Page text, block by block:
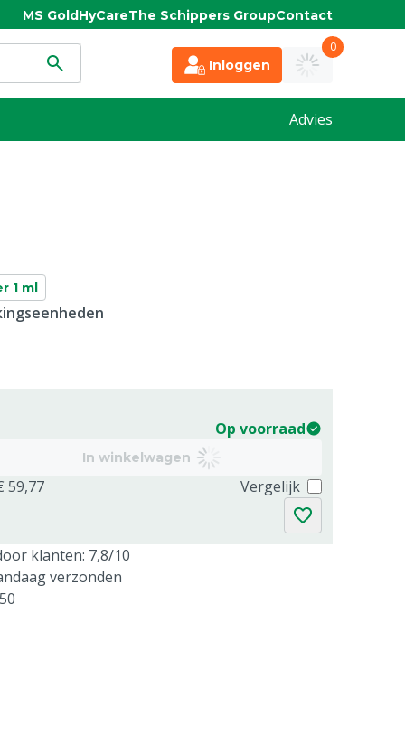
MS GoldHyCareThe Schippers GroupContact
Inloggen
0
Advies
1 ml
Op voorraad
In winkelwagen
59,77 Vergelijk
klanten: 7,8/10
verzonden